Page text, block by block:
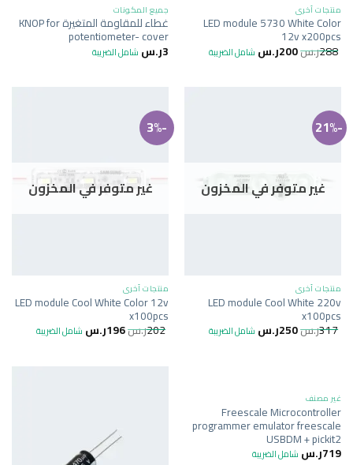
منتجات أخرى
LED module 5730 White Color
12v x200pcs
288ر.س200ر.س شامل الضريبة
جميع المكونات
غطاء للمقاومة المتغيرة KNOP for
potentiometer- cover
3ر.س شامل الضريبة
-21%
غير متوفر في المخزون
منتجات أخرى
LED module Cool White 220v
x100pcs
317ر.س250ر.س شامل الضريبة
-3%
غير متوفر في المخزون
منتجات أخرى
LED module Cool White Color 12v
x100pcs
202ر.س196ر.س شامل الضريبة
غير متوفر في المخزونغير مصنف
Freescale Microcontroller
programmer emulator freescale
USBDM + pickit2
719ر.س شامل الضريبة